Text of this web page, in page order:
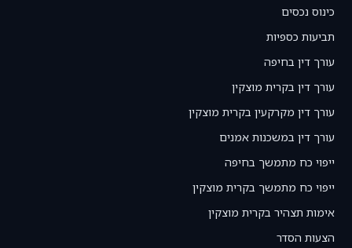
כינוס נכסים
תביעות כספיות
עורך דין בחיפה
עורך דין בקרית מוצקין
עורך דין מקרקעין בקרית מוצקין
עורך דין במשכנות אמנים
ייפוי כח מתמשך בחיפה
ייפוי כח מתמשך בקרית מוצקין
אימות תצהיר בקרית מוצקין
הצעות הסדר